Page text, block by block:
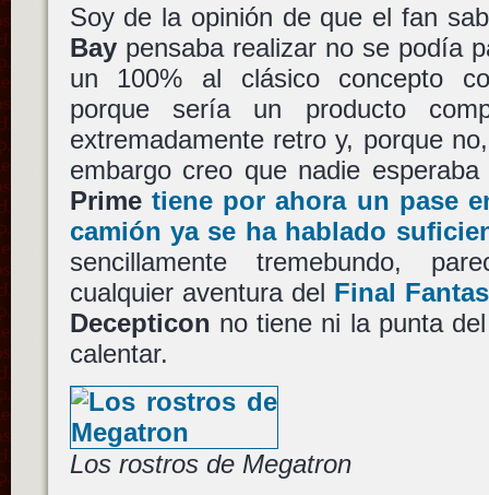
Soy de la opinión de que el fan
Baypensaba realizar no se podía
un 100% al clásico concepto
porque sería un producto
extremadamente retro y, porque
embargo creo que nadie
Prime tiene por ahora un pase
camión ya se ha hablado
sencillamente tremebundo,
cualquier aventura del Final
Decepticon no tiene ni la punta
calentar.
Los rostros de Megatron